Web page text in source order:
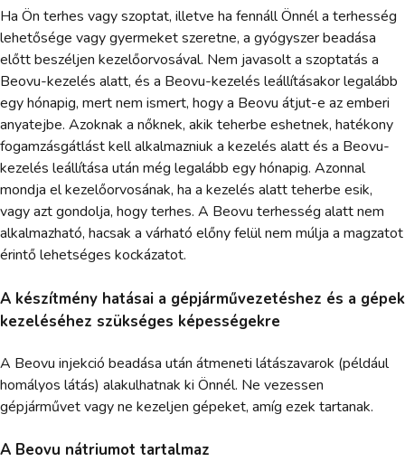
Ha Ön terhes vagy szoptat, illetve ha fennáll Önnél a terhesség
lehetősége vagy gyermeket szeretne, a gyógyszer beadása
előtt beszéljen kezelőorvosával. Nem javasolt a szoptatás a
Beovu-kezelés alatt, és a Beovu-kezelés leállításakor legalább
egy hónapig, mert nem ismert, hogy a Beovu átjut-e az emberi
anyatejbe. Azoknak a nőknek, akik teherbe eshetnek, hatékony
fogamzásgátlást kell alkalmazniuk a kezelés alatt és a Beovu-
kezelés leállítása után még legalább egy hónapig. Azonnal
mondja el kezelőorvosának, ha a kezelés alatt teherbe esik,
vagy azt gondolja, hogy terhes. A Beovu terhesség alatt nem
alkalmazható, hacsak a várható előny felül nem múlja a magzatot
érintő lehetséges kockázatot.
A készítmény hatásai a gépjárművezetéshez és a gépek
kezeléséhez szükséges képességekre
A Beovu injekció beadása után átmeneti látászavarok (például
homályos látás) alakulhatnak ki Önnél. Ne vezessen
gépjárművet vagy ne kezeljen gépeket, amíg ezek tartanak.
A Beovu nátriumot tartalmaz